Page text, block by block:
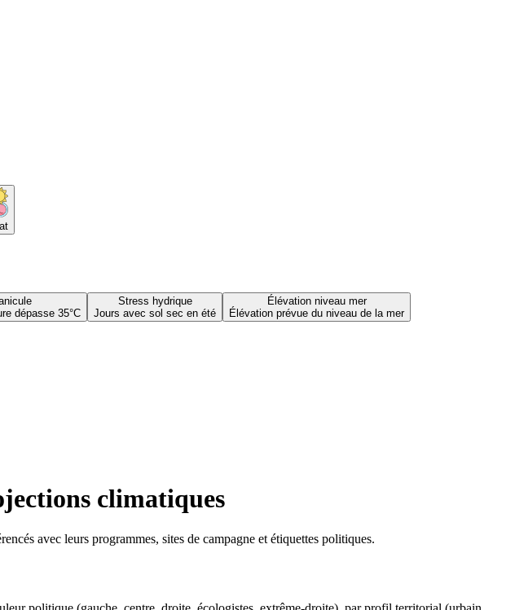
dépasse 35°C
Stress hydrique
Jours avec sol sec en été
Élévation niveau mer
Élévation prévue du niveau de la mer
climatiques
avec leurs programmes, sites de campagne et étiquettes politiques.